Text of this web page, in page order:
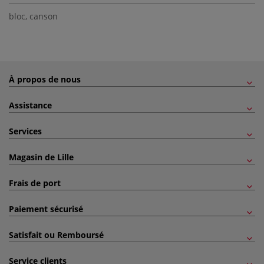
bloc, canson
À propos de nous
Assistance
Services
Magasin de Lille
Frais de port
Paiement sécurisé
Satisfait ou Remboursé
Service clients